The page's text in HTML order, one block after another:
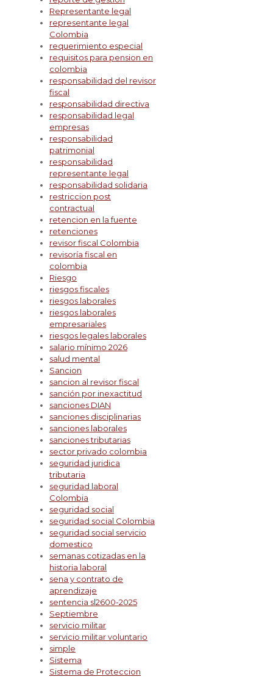
Representante legal
representante legal
Colombia
requerimiento especial
requisitos para pension en
colombia
responsabilidad del revisor
fiscal
responsabilidad directiva
responsabilidad legal
empresas
responsabilidad
patrimonial
responsabilidad
representante legal
responsabilidad solidaria
restriccion post
contractual
retencion en la fuente
retenciones
revisor fiscal Colombia
revisoría fiscal en
colombia
Riesgo
riesgos fiscales
riesgos laborales
riesgos laborales
empresariales
riesgos legales laborales
salario mínimo 2026
salud mental
Sancion
sancion al revisor fiscal
sanción por inexactitud
sanciones DIAN
sanciones disciplinarias
sanciones laborales
sanciones tributarias
sector privado colombia
seguridad juridica
tributaria
seguridad laboral
Colombia
seguridad social
seguridad social Colombia
seguridad social servicio
domestico
semanas cotizadas en la
historia laboral
sena y contrato de
aprendizaje
sentencia sl2600-2025
Septiembre
servicio militar
servicio militar voluntario
simple
Sistema
Sistema de Proteccion